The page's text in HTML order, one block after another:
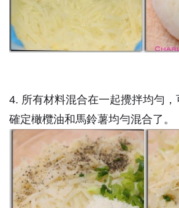
4. 所有材料混合在一起攪拌均勻，
確定橄欖油和馬鈴薯均勻混合了。